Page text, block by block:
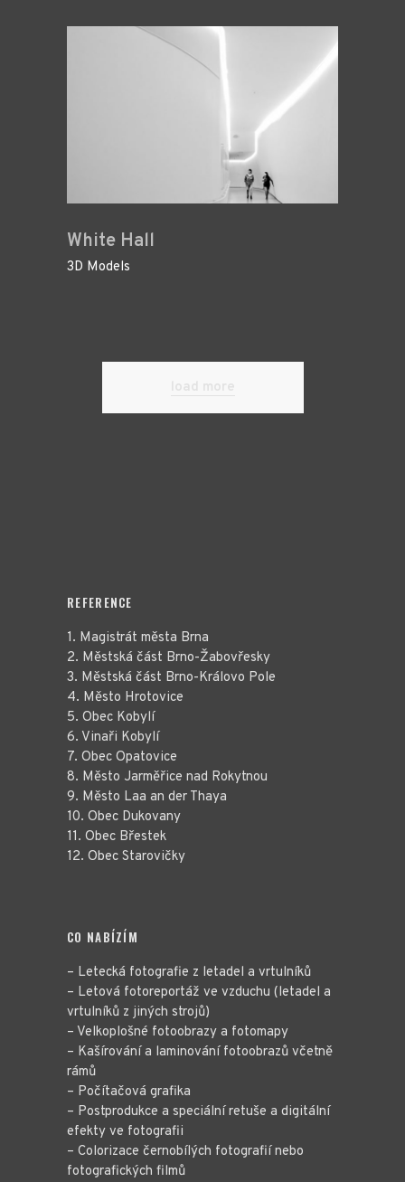
White Hall
3D Models
REFERENCE
1. Magistrát města Brna
2. Městská část Brno-Žabovřesky
3. Městská část Brno-Královo Pole
4. Město Hrotovice
5. Obec Kobylí
6. Vinaři Kobylí
7. Obec Opatovice
8. Město Jarměřice nad Rokytnou
9. Město Laa an der Thaya
10. Obec Dukovany
11. Obec Břestek
12. Obec Starovičky
CO NABÍZÍM
– Letecká fotografie z letadel a vrtulníků
– Letová fotoreportáž ve vzduchu (letadel a
vrtulníků z jiných strojů)
– Velkoplošné fotoobrazy a fotomapy
– Kašírování a laminování fotoobrazů včetně
rámů
– Počítačová grafika
– Postprodukce a speciální retuše a digitální
efekty ve fotografii
– Colorizace černobílých fotografií nebo
fotografických filmů